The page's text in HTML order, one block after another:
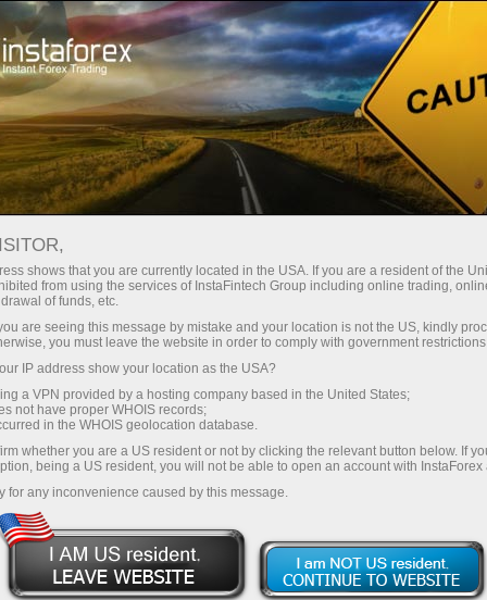
Трейдерам Форекс аналитика
Форекс ТВ
Форекс-видео новости
Error loading YouTube: Video could not be
played
shows that you are currently located in the USA. If you are a resident of the
from using the services of InstaFintech Group including online trading,
of funds, etc.
are seeing this message by mistake and your location is not the US, kindly
you must leave the website in order to comply with government
IP address show your location as the USA?
a VPN provided by a hosting company based in the United States;
not have proper WHOIS records;
in the WHOIS geolocation database.
whether you are a US resident or not by clicking the relevant button below. If
being a US resident, you will not be able to open an account with InstaForex
for any inconvenience caused by this message.